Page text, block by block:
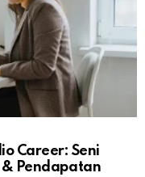
Career: Seni
Pendapatan